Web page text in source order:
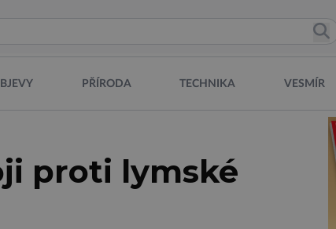
PŘÍRODA TECHNIKA VESMÍR
proti lymské